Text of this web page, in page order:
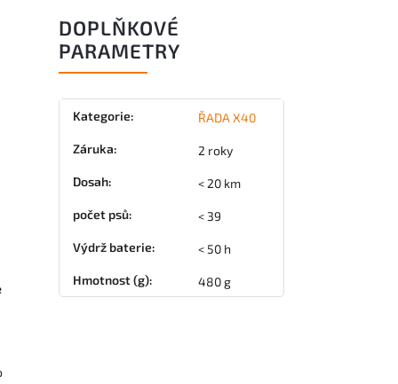
DOPLŇKOVÉ
PARAMETRY
Kategorie: ŘADA X40
Záruka: 2 roky
Dosah: < 20 km
počet psů: < 39
Výdrž baterie: < 50 h
Hmotnost (g): 480 g